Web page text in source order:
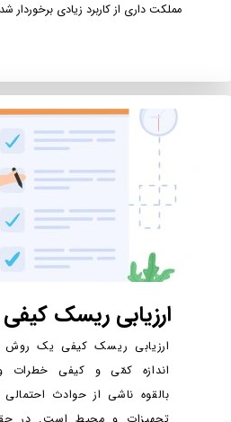
مملکت داری از کاربرد زیادی برخوردار
ارزیابی ریسک کیفی یک روش
اندازه کمّی و کیفی خطرات
بالقوه ناشی از حوادث احتمالی